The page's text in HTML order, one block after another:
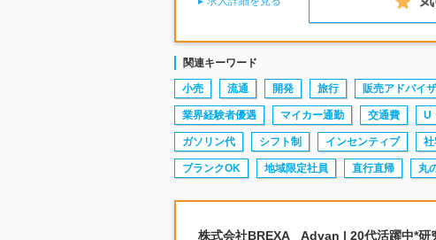
関連キーワード
小売 流通 開発 旅行 販売アドバイ
業界経験者優遇 マイカー通勤 交通費 U
ガソリン代 シフト制 インセンティブ
ブランクOK 地域限定社員 直行直帰 丸
株式会社BREXA Advan | 20代活躍中*研